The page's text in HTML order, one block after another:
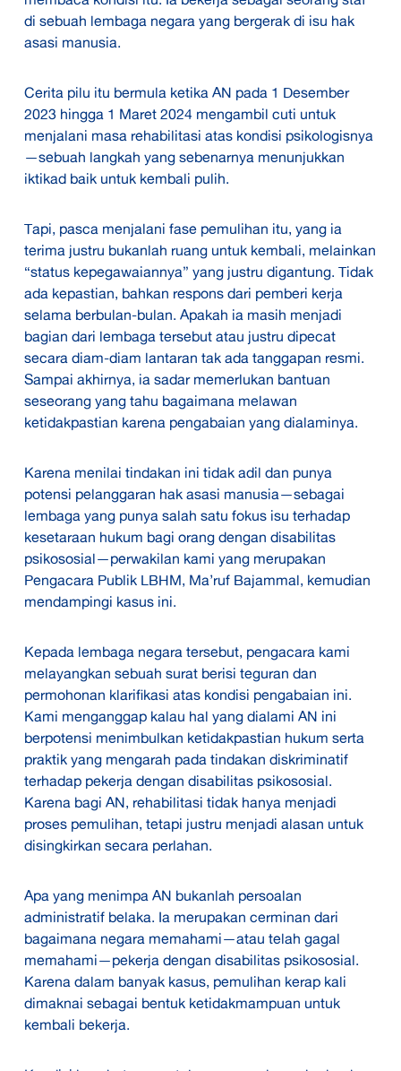
di sebuah lembaga negara yang bergerak di isu hak
asasi manusia.
Cerita pilu itu bermula ketika AN pada 1 Desember
2023 hingga 1 Maret 2024 mengambil cuti untuk
menjalani masa rehabilitasi atas kondisi psikologisnya
—sebuah langkah yang sebenarnya menunjukkan
iktikad baik untuk kembali pulih.
Tapi, pasca menjalani fase pemulihan itu, yang ia
terima justru bukanlah ruang untuk kembali, melainkan
“status kepegawaiannya” yang justru digantung. Tidak
ada kepastian, bahkan respons dari pemberi kerja
selama berbulan-bulan. Apakah ia masih menjadi
bagian dari lembaga tersebut atau justru dipecat
secara diam-diam lantaran tak ada tanggapan resmi.
Sampai akhirnya, ia sadar memerlukan bantuan
seseorang yang tahu bagaimana melawan
ketidakpastian karena pengabaian yang dialaminya.
Karena menilai tindakan ini tidak adil dan punya
potensi pelanggaran hak asasi manusia—sebagai
lembaga yang punya salah satu fokus isu terhadap
kesetaraan hukum bagi orang dengan disabilitas
psikososial—perwakilan kami yang merupakan
Pengacara Publik LBHM, Ma’ruf Bajammal, kemudian
mendampingi kasus ini.
Kepada lembaga negara tersebut, pengacara kami
melayangkan sebuah surat berisi teguran dan
permohonan klarifikasi atas kondisi pengabaian ini.
Kami menganggap kalau hal yang dialami AN ini
berpotensi menimbulkan ketidakpastian hukum serta
praktik yang mengarah pada tindakan diskriminatif
terhadap pekerja dengan disabilitas psikososial.
Karena bagi AN, rehabilitasi tidak hanya menjadi
proses pemulihan, tetapi justru menjadi alasan untuk
disingkirkan secara perlahan.
Apa yang menimpa AN bukanlah persoalan
administratif belaka. Ia merupakan cerminan dari
bagaimana negara memahami—atau telah gagal
memahami—pekerja dengan disabilitas psikososial.
Karena dalam banyak kasus, pemulihan kerap kali
dimaknai sebagai bentuk ketidakmampuan untuk
kembali bekerja.